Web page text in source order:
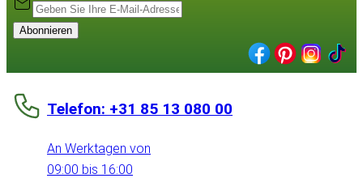
Abonnieren
Telefon: +31 85 13 080 00
An Werktagen von
09:00 bis 16:00